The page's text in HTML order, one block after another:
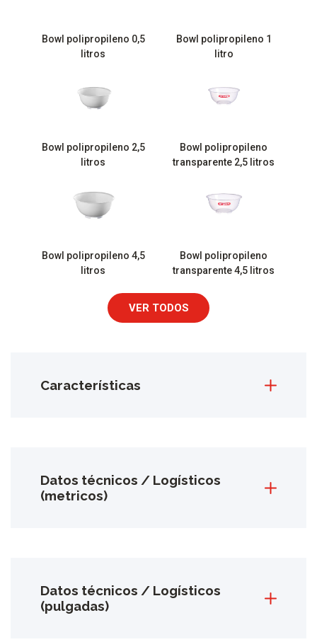
Bowl polipropileno 0,5
litros
Bowl polipropileno 1
litro
Bowl polipropileno 2,5
litros
Bowl polipropileno
transparente 2,5 litros
Bowl polipropileno 4,5
litros
Bowl polipropileno
transparente 4,5 litros
VER TODOS
Características
Datos técnicos / Logísticos
(metricos)
Datos técnicos / Logísticos
(pulgadas)